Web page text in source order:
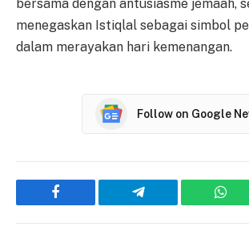
bersama dengan antusiasme jemaah,
menegaskan Istiqlal sebagai simbol
dalam merayakan hari kemenangan.
Follow on Google
Facebook Telegram